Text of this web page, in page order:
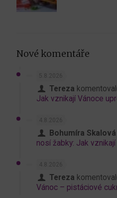
Nové komentáře
5.8.2026
Tereza
Jak vznikají Vánoce
4.8.2026
Bohumíra Skalová
nosí žabky: Jak
4.8.2026
Tereza
Vánoc – pistáciové